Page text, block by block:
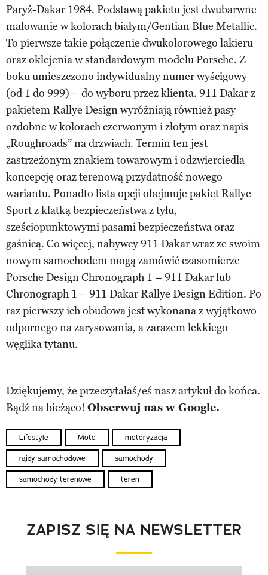
Paryż-Dakar 1984. Podstawą pakietu jest dwubarwne
malowanie w kolorach białym/Gentian Blue Metallic.
To pierwsze takie połączenie dwukolorowego lakieru
oraz oklejenia w standardowym modelu Porsche. Z
boku umieszczono indywidualny numer wyścigowy
(od 1 do 999) – do wyboru przez klienta. 911 Dakar z
pakietem Rallye Design wyróżniają również pasy
ozdobne w kolorach czerwonym i złotym oraz napis
„Roughroads” na drzwiach. Termin ten jest
zastrzeżonym znakiem towarowym i odzwierciedla
koncepcję oraz terenową przydatność nowego
wariantu. Ponadto lista opcji obejmuje pakiet Rallye
Sport z klatką bezpieczeństwa z tyłu,
sześciopunktowymi pasami bezpieczeństwa oraz
gaśnicą. Co więcej, nabywcy 911 Dakar wraz ze swoim
nowym samochodem mogą zamówić czasomierze
Porsche Design Chronograph 1 – 911 Dakar lub
Chronograph 1 – 911 Dakar Rallye Design Edition. Po
raz pierwszy ich obudowa jest wykonana z wyjątkowo
odpornego na zarysowania, a zarazem lekkiego
węglika tytanu.
Dziękujemy, że przeczytałaś/eś nasz artykuł do końca.
Bądź na bieżąco! Obserwuj nas w Google.
Lifestyle Moto motoryzacja
rajdy samochodowe samochody
samochody terenowe teren
ZAPISZ SIĘ NA NEWSLETTER